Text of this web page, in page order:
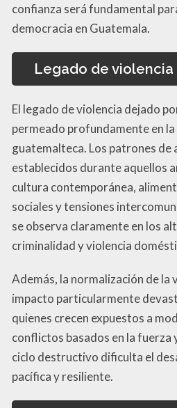
confianza será fundamental
democracia en Guatemala.
Legado de
El legado de violencia dejado
permeado profundamente en
guatemalteca. Los patrones de
establecidos durante aquellos
cultura contemporánea,
sociales y tensiones
se observa claramente en los
criminalidad y violencia
Además, la normalización de la
impacto particularmente
quienes crecen expuestos a
conflictos basados en la fuerza
ciclo destructivo dificulta el
pacífica y resiliente.